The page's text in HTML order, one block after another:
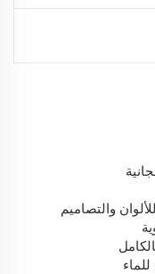
والتصاميم